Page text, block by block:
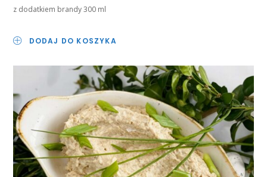
z dodatkiem brandy 300 ml
DODAJ DO KOSZYKA